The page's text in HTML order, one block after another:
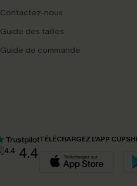
Contactez-nous
Guide des tailles
Guide de commande
4.4
TÉLÉCHARGEZ L’APP